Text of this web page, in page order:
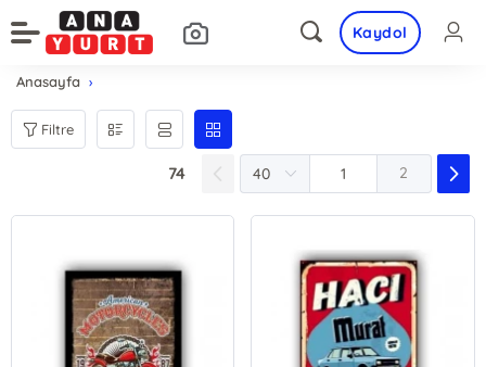
Kaydol
Anasayfa
Filtre
74 2